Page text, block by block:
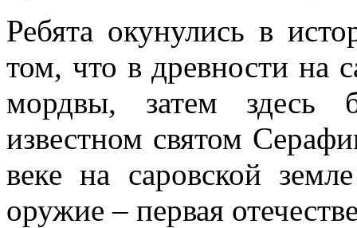
Ребята окунулись в
том, что в древности на
мордвы, затем здесь
известном святом
веке на саровской
оружие – первая